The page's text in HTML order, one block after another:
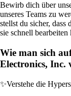
Bewirb dich über
unseres Teams zu
stellst du sicher,
sie schnell bearbeiten
Wie man sich
Electronics, Inc.
✨Verstehe die